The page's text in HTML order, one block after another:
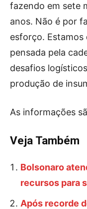
fazendo em sete
anos. Não é por
esforço. Estamos
pensada pela
desafios
produção de
As informações
Veja Também
Bolsonaro
recursos para
Após recorde